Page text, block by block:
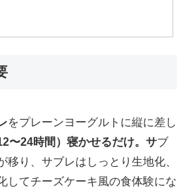
をプレーンヨーグルトに縦に差し
〜24時間）寝かせるだけ。サブ
移り、サブレはしっとり生地化、
してチーズケーキ風の食体験にな